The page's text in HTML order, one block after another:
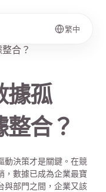
繁中
據孤
合？
決策才是關鍵。在競
，數據已成為企業最寶
與部門之間，企業又該